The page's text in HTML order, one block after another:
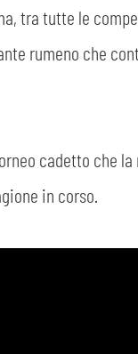
tra tutte le
rumeno che
cadetto che la
in corso.